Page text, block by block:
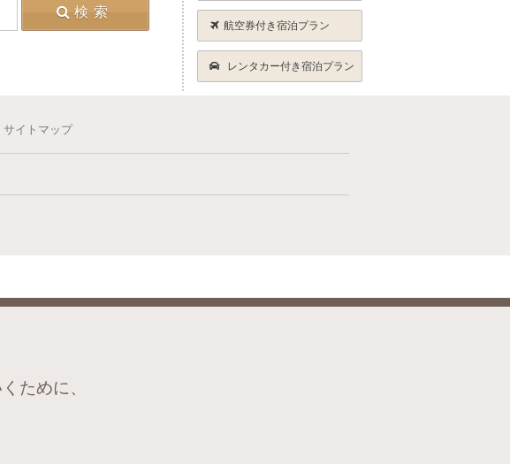
検索
航空券付き宿泊プラン
レンタカー付き宿泊プラン
サイトマップ
ために、